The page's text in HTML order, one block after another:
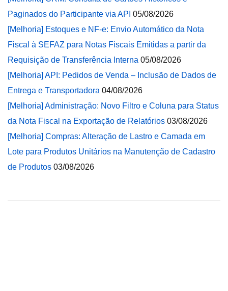
Paginados do Participante via API 05/08/2026
[Melhoria] Estoques e NF-e: Envio Automático da Nota
Fiscal à SEFAZ para Notas Fiscais Emitidas a partir da
Requisição de Transferência Interna 05/08/2026
[Melhoria] API: Pedidos de Venda – Inclusão de Dados de
Entrega e Transportadora 04/08/2026
[Melhoria] Administração: Novo Filtro e Coluna para Status
da Nota Fiscal na Exportação de Relatórios 03/08/2026
[Melhoria] Compras: Alteração de Lastro e Camada em
Lote para Produtos Unitários na Manutenção de Cadastro
de Produtos 03/08/2026